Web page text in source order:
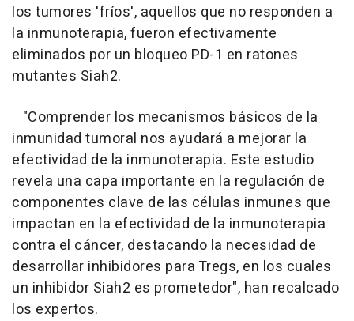
los tumores 'fríos', aquellos que no responden a
la inmunoterapia, fueron efectivamente
eliminados por un bloqueo PD-1 en ratones
mutantes Siah2.
"Comprender los mecanismos básicos de la
inmunidad tumoral nos ayudará a mejorar la
efectividad de la inmunoterapia. Este estudio
revela una capa importante en la regulación de
componentes clave de las células inmunes que
impactan en la efectividad de la inmunoterapia
contra el cáncer, destacando la necesidad de
desarrollar inhibidores para Tregs, en los cuales
un inhibidor Siah2 es prometedor", han recalcado
los expertos.